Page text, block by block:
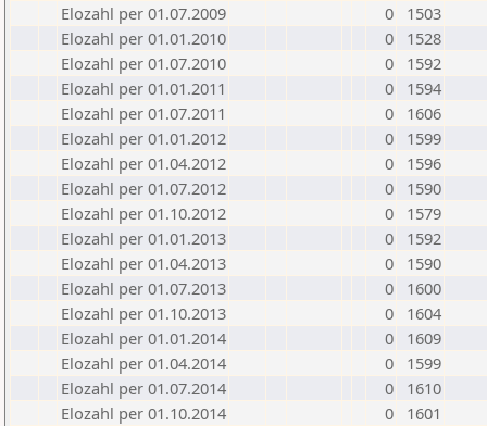
Elozahl per 01.07.2009
0
1503
Elozahl per 01.01.2010
0
1528
Elozahl per 01.07.2010
0
1592
Elozahl per 01.01.2011
0
1594
Elozahl per 01.07.2011
0
1606
Elozahl per 01.01.2012
0
1599
Elozahl per 01.04.2012
0
1596
Elozahl per 01.07.2012
0
1590
Elozahl per 01.10.2012
0
1579
Elozahl per 01.01.2013
0
1592
Elozahl per 01.04.2013
0
1590
Elozahl per 01.07.2013
0
1600
Elozahl per 01.10.2013
0
1604
Elozahl per 01.01.2014
0
1609
Elozahl per 01.04.2014
0
1599
Elozahl per 01.07.2014
0
1610
Elozahl per 01.10.2014
0
1601